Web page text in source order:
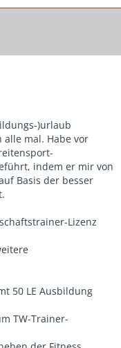
)urlaub
mal. Habe vor
indem er mir von
Basis der besser
Lizenz
50 LE Ausbildung
TW-Trainer-